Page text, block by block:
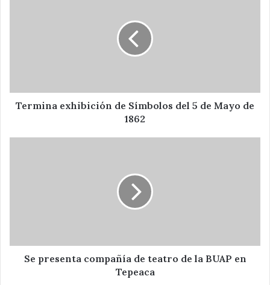
de
1862
Termina exhibición de Símbolos del 5 de Mayo de
1862
en
Tepeaca
Se presenta compañía de teatro de la BUAP en
Tepeaca